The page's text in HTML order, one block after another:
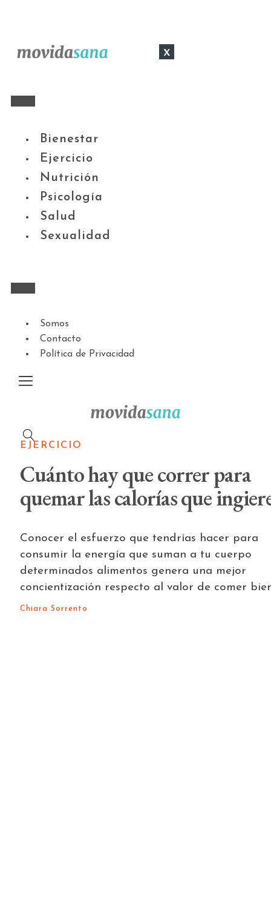
x
Bienestar
Ejercicio
Nutrición
Psicología
Salud
Sexualidad
Somos
Contacto
Política de Privacidad
EJERCICIO
Cuánto hay que correr para
quemar las calorías que
Conocer el esfuerzo que tendrías hacer para
consumir la energía que suman a tu cuerpo
determinados alimentos genera una mejor
concientización respecto al valor de comer
Chiara Sorrento